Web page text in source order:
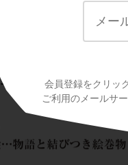
会員登録をクリッ
ご利用のメールサ
平安時代の絵画 『